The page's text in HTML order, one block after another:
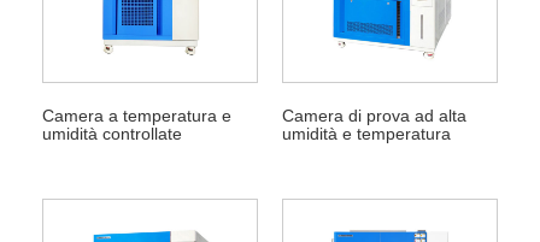
Camera a temperatura e
umidità controllate
Camera di prova ad alta
umidità e temperatura